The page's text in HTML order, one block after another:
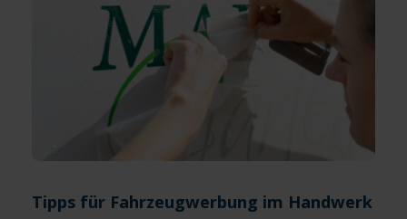
Tipps für Fahrzeugwerbung im Handwerk